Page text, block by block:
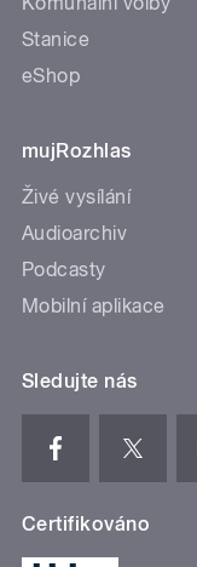
Stanice
eShop
mujRozhlas
Živé vysílání
Audioarchiv
Podcasty
Mobilní aplikace
Sledujte nás
Certifikováno